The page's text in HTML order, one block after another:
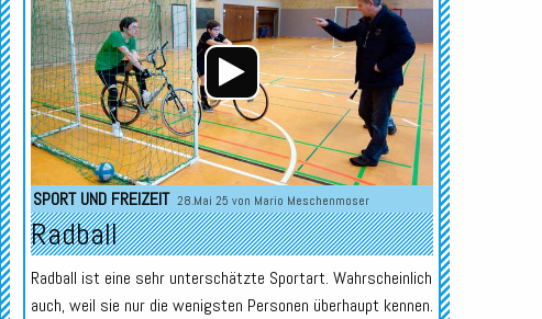
SPORT UND FREIZEIT 28.Mai 25 von Mario Meschenmoser
Radball
Radball ist eine sehr unterschätzte Sportart. Wahrscheinlich
auch, weil sie nur die wenigsten Personen überhaupt kennen.